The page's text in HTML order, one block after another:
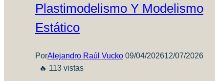
Plastimodelismo Y Modelismo
Estático
PorAlejandro Raúl Vucko 09/04/202612/07/2026
🔥 113 vistas